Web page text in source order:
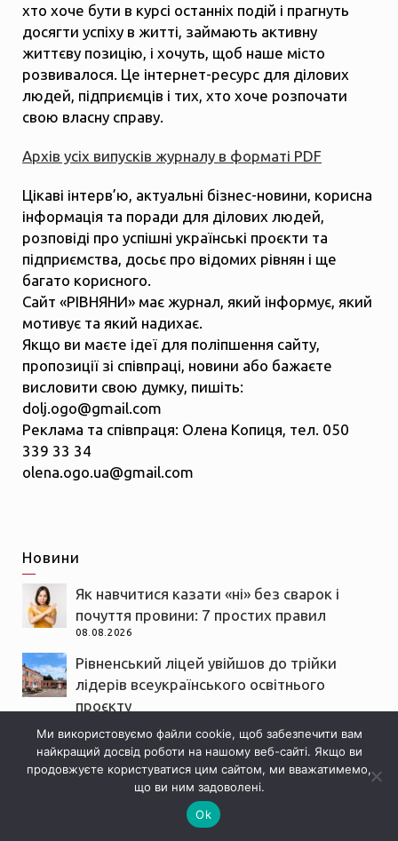
хто хоче бути в курсі останніх подій і прагнуть
досягти успіху в житті, займають активну
життєву позицію, і хочуть, щоб наше місто
розвивалося. Це інтернет-ресурс для ділових
людей, підприємців і тих, хто хоче розпочати
свою власну справу.
Архів усіх випусків журналу в форматі PDF
Цікаві інтерв’ю, актуальні бізнес-новини, корисна
інформація та поради для ділових людей,
розповіді про успішні українські проєкти та
підприємства, досьє про відомих рівнян і ще
багато корисного.
Сайт «РІВНЯНИ» має журнал, який інформує, який
мотивує та який надихає.
Якщо ви маєте ідеї для поліпшення сайту,
пропозиції зі співпраці, новини або бажаєте
висловити свою думку, пишіть:
dolj.ogo@gmail.com
Реклама та співпраця: Олена Копиця, тел. 050
339 33 34
olena.ogo.ua@gmail.com
Новини
Як навчитися казати «ні» без сварок і
почуття провини: 7 простих правил
08.08.2026
Рівненський ліцей увійшов до трійки
лідерів всеукраїнського освітнього
проєкту
На оренду житла у Рівному йде близько
45% зарплати: де винаймати ще
дорожче
Ми використовуємо файли cookie, щоб забезпечити вам
найкращий досвід роботи на нашому веб-сайті. Якщо ви
продовжуєте користуватися цим сайтом, ми вважатимемо,
що ви ним задоволені.
Ok